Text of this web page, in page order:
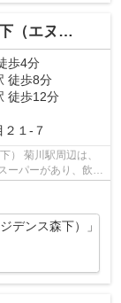
デンス森下）
歩4分
徒歩8分
徒歩12分
２１-７
、
デンス森下）」